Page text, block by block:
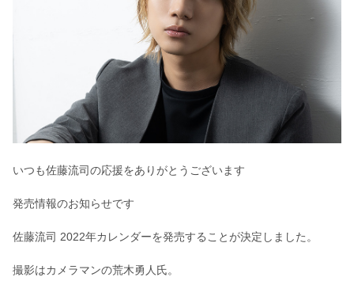
いつも佐藤流司の応援をありがとうございます
発売情報のお知らせです
佐藤流司 2022年カレンダーを発売することが決定しました。
撮影はカメラマンの荒木勇人氏。